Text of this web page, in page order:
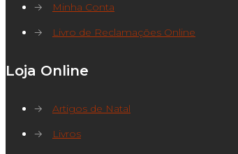
→
Minha Conta
→
Livro de Reclamações Online
Loja Online
→
Artigos de Natal
→
Livros